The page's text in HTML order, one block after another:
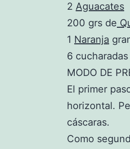
2 Aguacates
200 grs de
1 Naranja
6
MODO DE
El primer
horizontal.
cáscaras.
Como